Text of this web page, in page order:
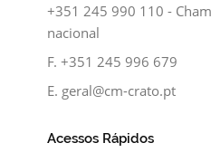
+351 245 990 110 -
nacional
F.+351 245 996 679
E. geral@cm-crato.pt
Acessos Rápidos